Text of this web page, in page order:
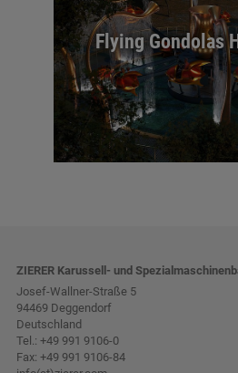
Flying Gondolas
ZIERER Karussell- und
Josef-Wallner-Straße 5
94469 Deggendorf
Deutschland
Tel.: +49 991 9106-0
Fax: +49 991 9106-84